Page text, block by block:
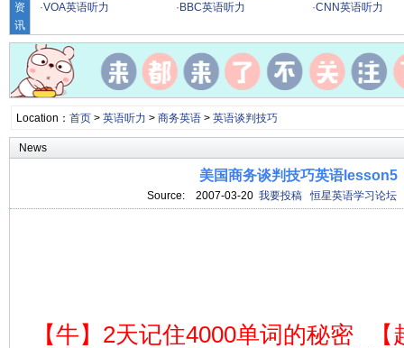
资
讯
·VOA英语听力 · BBC英语听力 ·CNN英语听力
Location： 首页> 英语听力 > 商务英语> 英语谈判技巧
News
美国商务谈判技巧英语lesson5
Source: 2007-03-20 我要投稿 恒星英语学习论坛
【牛】2天记住4000单词的秘密